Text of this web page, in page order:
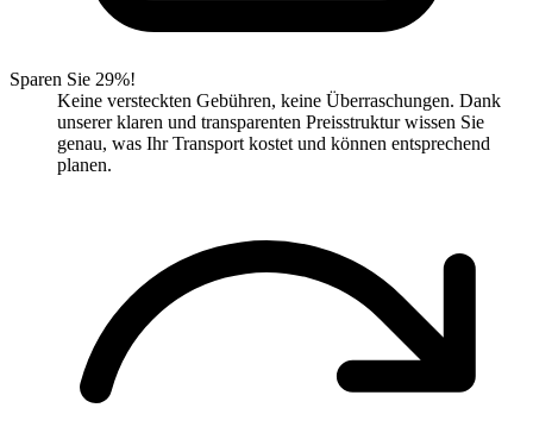
Sparen Sie 29%!
Keine versteckten Gebühren, keine Überraschungen. Dank
unserer klaren und transparenten Preisstruktur wissen Sie
genau, was Ihr Transport kostet und können entsprechend
planen.